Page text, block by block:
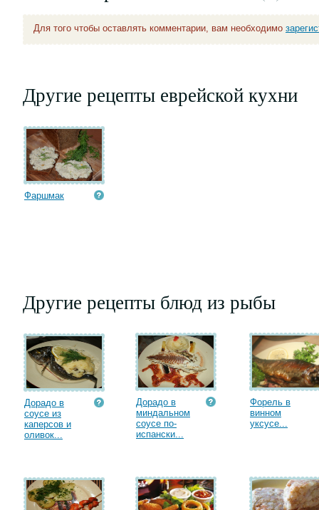
Для того чтобы оставлять комментарии, вам необходимо
Другие рецепты еврейской кухни
Фаршмак
Другие рецепты блюд из рыбы
Дорадо в
соусе из
каперсов и
оливок...
Дорадо в
миндальном
соусе по-
испански...
Форель в
винном
уксусе...